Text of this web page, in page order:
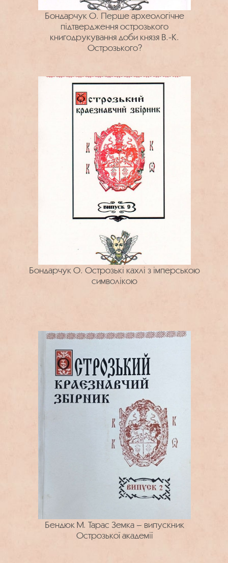
Бондарчук О. Перше археологічне
підтвердження острозького
книгодрукування доби князя В.-К.
Острозького?
Бондарчук О. Острозькі кахлі з імперською
символікою
Бендюк М. Тарас Земка – випускник
Острозької академії